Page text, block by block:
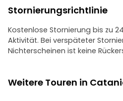
Stornierungsrichtlinie
Kostenlose Stornierung bis zu
Aktivität. Bei verspäteter
Nichterscheinen ist keine
Weitere Touren in